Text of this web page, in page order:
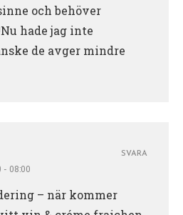
och behöver
hade jag inte
de avger mindre
- 08:00
– när kommer
SVARA